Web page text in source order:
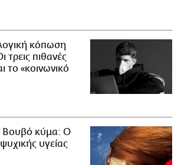
κόπωση
τρεις πιθανές
το «κοινωνικό
Βουβό κύμα: Ο
υγείας